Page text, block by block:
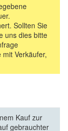
Sollten Sie
uns dies bitte
Verkäufer,
Kauf zur
gebrauchter